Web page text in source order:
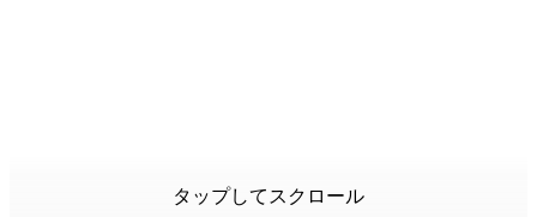
タップしてスクロール